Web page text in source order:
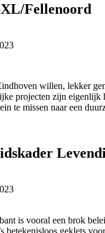
Fellenoord
willen, lekker
projecten zijn eigenlijk
te missen naar een
is vooral een brok
betekenisloos geklets